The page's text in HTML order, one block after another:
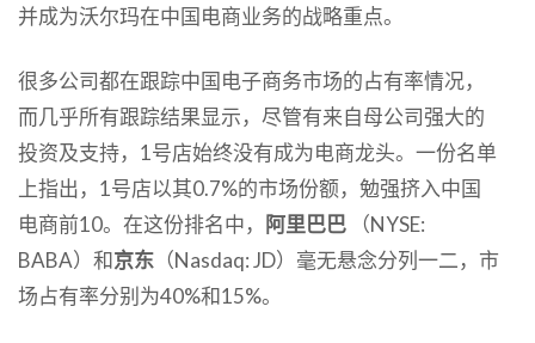
并成为沃尔玛在中国电商业务的战略重点。
很多公司都在跟踪中国电子商务市场的占有率情况，
而几乎所有跟踪结果显示，尽管有来自母公司强大的
投资及支持，1号店始终没有成为电商龙头。一份名单
上指出，1号店以其0.7%的市场份额，勉强挤入中国
电商前10。在这份排名中，
阿里巴巴
（NYSE:
BABA）和京东 （Nasdaq: JD）毫无悬念分列一二，市
场占有率分别为40%和15%。